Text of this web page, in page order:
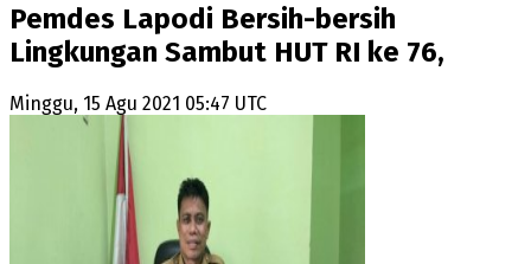
Pemdes Lapodi Bersih-bersih
Lingkungan Sambut HUT RI ke 76,
Minggu, 15 Agu 2021 05:47 UTC